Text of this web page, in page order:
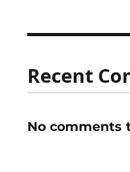
Recent
No comments